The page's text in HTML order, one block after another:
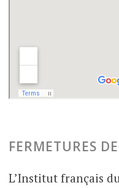
FERMETURES
L’Institut français